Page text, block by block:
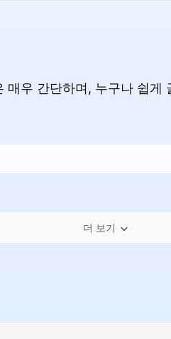
매우 간단하며, 누구나 쉽게
더 보기